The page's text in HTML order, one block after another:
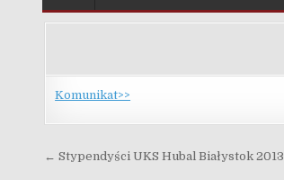
Komunikat>>
Nawigacja wpisu
← Stypendyści UKS Hubal Białystok 2013